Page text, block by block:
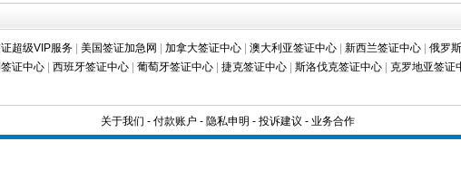
超级VIP服务 美国签证加急网 加拿大签证中心 澳大利亚签证中心 新西兰签证中心 俄罗
证中心 西班牙签证中心 葡萄牙签证中心 捷克签证中心 斯洛伐克签证中心 克罗地亚签证
关于我们 - 付款账户 - 隐私申明 - 投诉建议 - 业务合作